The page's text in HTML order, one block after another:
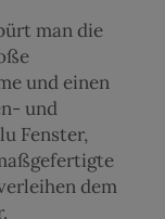
man die
und einen
und
Fenster,
dem